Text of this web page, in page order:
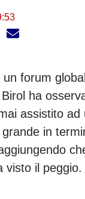
forum
ha
assistito ad
in
visto il peggio.